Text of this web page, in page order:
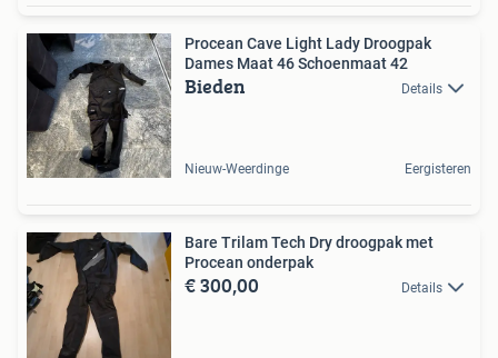
Procean Cave Light Lady Droogpak
Dames Maat 46 Schoenmaat 42
Bieden Details
Nieuw-Weerdinge Eergisteren
Bare Trilam Tech Dry droogpak met
Procean onderpak
€ 300,00 Details